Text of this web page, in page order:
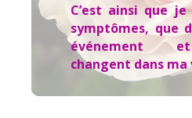
C’est ainsi que
symptômes, que
événement
changent dans ma